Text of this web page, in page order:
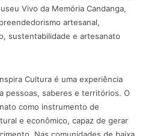
Vivo da Memória Candanga,
artesanal,
sustentabilidade e artesanato
Cultura é uma experiência
pessoas, saberes e territórios. O
como instrumento de
e econômico, capaz de gerar